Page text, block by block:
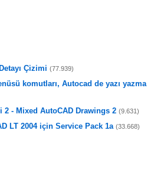
Çizimi (77.939)
komutları, Autocad de yazı yazma
2 - Mixed AutoCAD Drawings 2 (9.631)
LT 2004 için Service Pack 1a (33.668)